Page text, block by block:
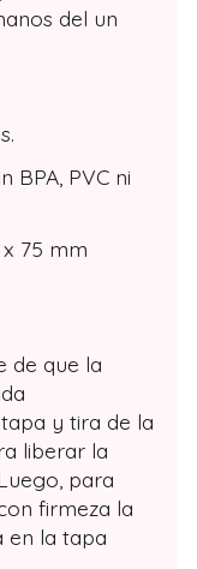
del un
BPA, PVC ni
75 mm
de que la
y tira de la
liberar la
para
firmeza la
en la tapa